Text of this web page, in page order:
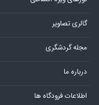
گالری تصاویر
مجله گردشگری
درباره ما
اطلاعات فرودگاه ها